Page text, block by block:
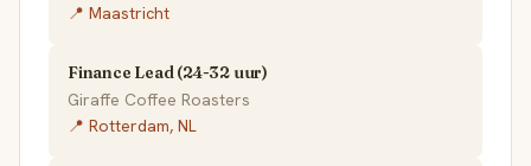
📍 Maastricht
Finance Lead (24-32 uur)
Giraffe Coffee Roasters
📍 Rotterdam, NL